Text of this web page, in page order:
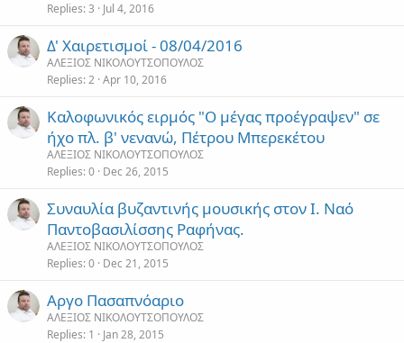
Replies 3 Jul 4, 2016
Δ' Χαιρετισμοί - 08/04/2016
ΑΛΕΞΙΟΣ ΝΙΚΟΛΟΥΤΣΟΠΟΥΛΟΣ
Replies 2 Apr 10, 2016
Καλοφωνικός ειρμός "Ο μέγας προέγραψεν" σε
ήχο πλ. β' νενανώ, Πέτρου Μπερεκέτου
ΑΛΕΞΙΟΣ ΝΙΚΟΛΟΥΤΣΟΠΟΥΛΟΣ
Replies 0 Dec 26, 2015
Συναυλία βυζαντινής μουσικής στον Ι. Ναό
Παντοβασιλίσσης Ραφήνας.
ΑΛΕΞΙΟΣ ΝΙΚΟΛΟΥΤΣΟΠΟΥΛΟΣ
Replies 0 Dec 21, 2015
Αργο Πασαπνόαριο
ΑΛΕΞΙΟΣ ΝΙΚΟΛΟΥΤΣΟΠΟΥΛΟΣ
Replies 1 Jan 28, 2015